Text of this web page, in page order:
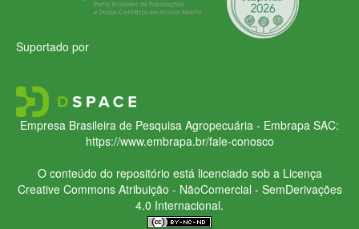
Suportado por
Empresa Brasileira de Pesquisa Agropecuária - Embrapa SAC:
https://www.embrapa.br/fale-conosco
O conteúdo do repositório está licenciado sob a Licença
Creative CommonsAtribuição - NãoComercial - SemDerivações
4.0 Internacional.